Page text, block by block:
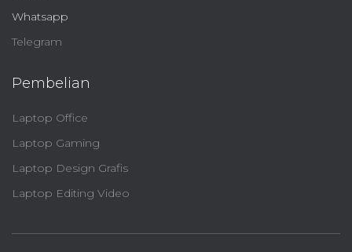
Whatsapp
Telegram
Pembelian
Laptop Office
Laptop Gaming
Laptop Design Grafis
Laptop Editing Video